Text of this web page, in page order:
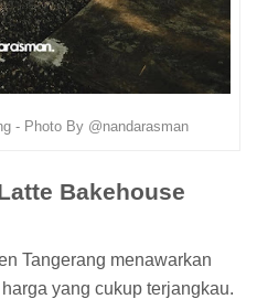
- Photo By @nandarasman
Bakehouse
Tangerang menawarkan
yang cukup terjangkau.